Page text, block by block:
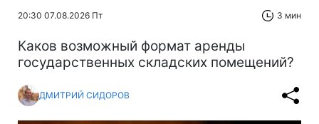
20:30 07.08.2026 Пт 3 мин
Каков возможный формат аренды
государственных складских помещений?
ДМИТРИЙ СИДОРОВ